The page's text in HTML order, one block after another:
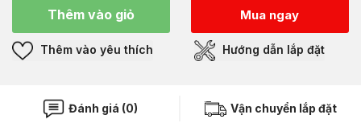
Thêm vào giỏ Mua ngay
Thêm vào yêu thích Hướng dẫn lắp đặt
Đánh giá (0) Vận chuyển lắp đặt